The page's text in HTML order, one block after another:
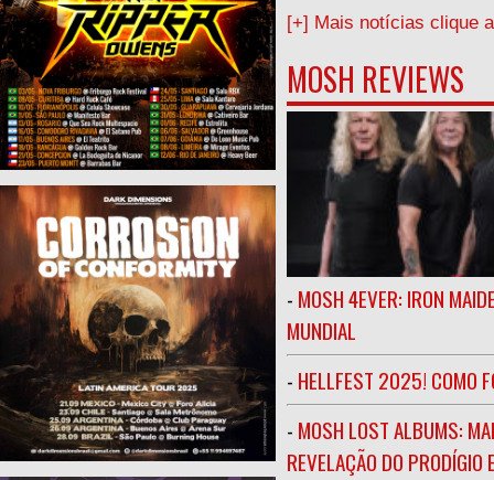
[+] Mais notícias clique
MOSH REVIEWS
- MOSH 4EVER: IRON
MUNDIAL
- HELLFEST 2025! COMO
- MOSH LOST ALBUMS:
REVELAÇÃO DO